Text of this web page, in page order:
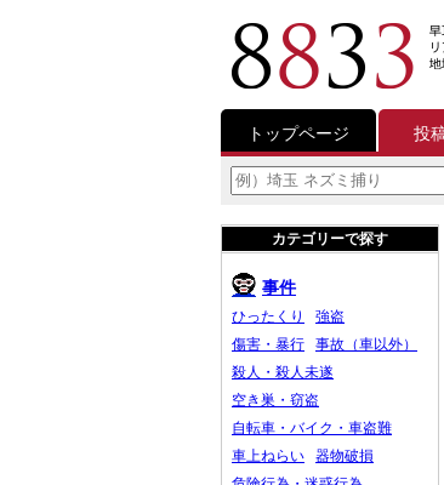
トップページ 投
カテゴリーで探す
事件
ひったくり
強盗
傷害・暴行
事故（車以外）
殺人・殺人未遂
空き巣・窃盗
自転車・バイク・車盗難
車上ねらい
器物破損